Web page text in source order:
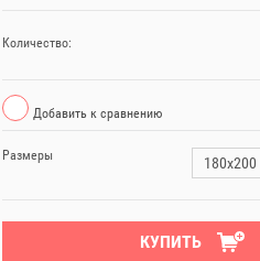
Количество:
Добавить к сравнению
Размеры 180х200
КУПИТЬ